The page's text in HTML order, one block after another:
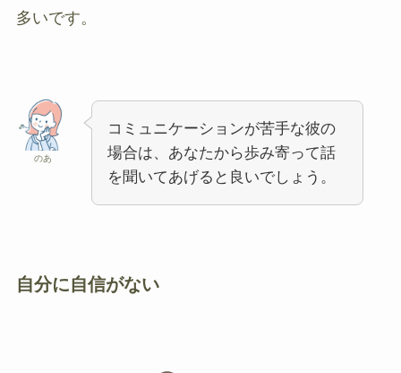
多いです。
のあ
コミュニケーションが苦手な彼の
場合は、あなたから歩み寄って話
を聞いてあげると良いでしょう。
自分に自信がない